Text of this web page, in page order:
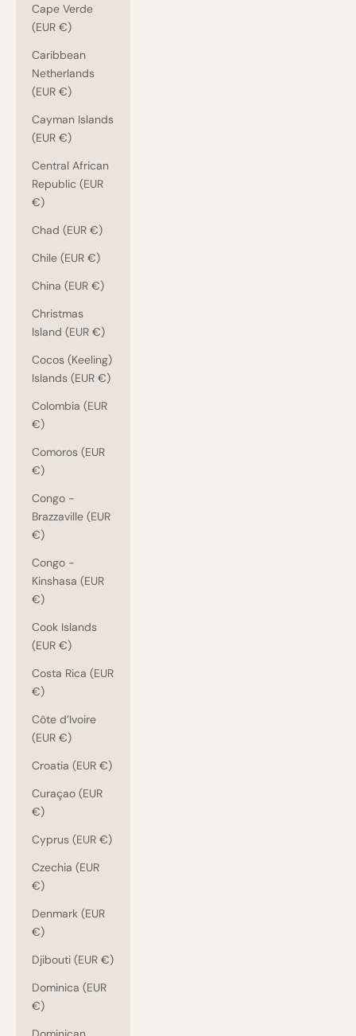
Cape Verde
(EUR €)
Caribbean
Netherlands
(EUR €)
Cayman Islands
(EUR €)
Central African
Republic (EUR
€)
Chad (EUR €)
Chile (EUR €)
China (EUR €)
Christmas
Island (EUR €)
Cocos (Keeling)
Islands (EUR €)
Colombia (EUR
€)
Comoros (EUR
€)
Congo -
Brazzaville (EUR
€)
Congo -
Kinshasa (EUR
€)
Cook Islands
(EUR €)
Costa Rica (EUR
€)
Côte d’Ivoire
(EUR €)
Croatia (EUR €)
Curaçao (EUR
€)
Cyprus (EUR €)
Czechia (EUR
€)
Denmark (EUR
€)
Djibouti (EUR €)
Dominica (EUR
€)